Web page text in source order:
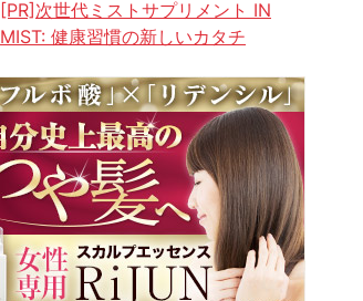
[PR]次世代ミストサプリメント IN
MIST: 健康習慣の新しいカタチ